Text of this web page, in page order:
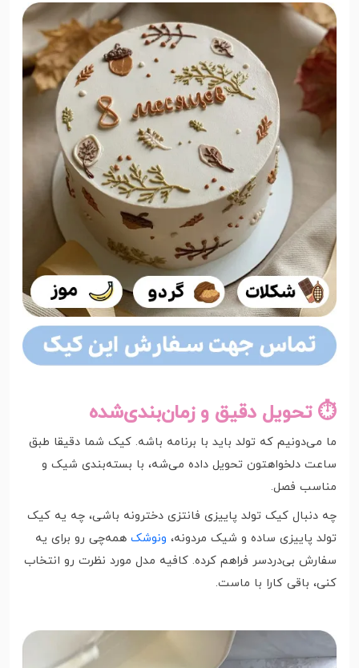
⏱ تحویل دقیق و زمان‌بندی‌شده
ما می‌دونیم که تولد باید با برنامه باشه. کیک شما دقیقا طبق
ساعت دلخواهتون تحویل داده می‌شه، با بسته‌بندی شیک و
مناسب فصل.
چه دنبال کیک تولد پاییزی فانتزی دخترونه باشی، چه یه کیک
تولد پاییزی ساده و شیک مردونه، ونوشک همه‌چی رو برای یه
سفارش بی‌دردسر فراهم کرده. کافیه مدل مورد نظرت رو انتخاب
کنی، باقی کارا با ماست.